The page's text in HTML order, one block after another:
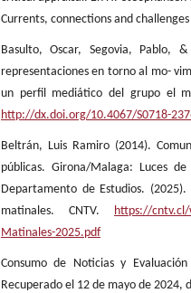
Currents, connections and
Basulto, Oscar, Segovia, Pablo,
representaciones en torno al mo-
un perfil mediático del grupo el
http://dx.doi.org/10.4067/S0718-
Beltrán, Luis Ramiro (2014).
públicas. Girona/Malaga: Luces
Departamento de Estudios.
matinales. CNTV.
https://
Matinales-2025.pdf
Consumo de Noticias y
Recuperado el 12 de mayo de 2024,